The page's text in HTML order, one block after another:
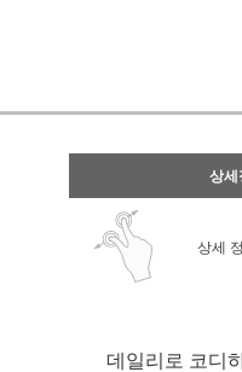
상세
상세
데일리로 코디